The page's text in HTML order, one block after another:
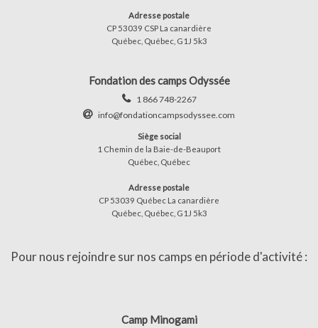
Adresse postale
CP 53039 CSP La canardière
Québec, Québec, G1J 5k3
Fondation des camps Odyssée
1 866 748-2267
info@fondationcampsodyssee.com
Siège social
1 Chemin de la Baie-de-Beauport
Québec, Québec
Adresse postale
CP 53039 Québec La canardière
Québec, Québec, G1J 5k3
Pour nous rejoindre sur nos camps en période d'activité :
Camp Minogami